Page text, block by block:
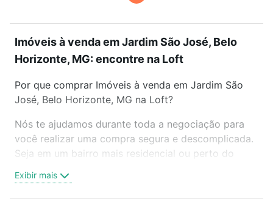
Imóveis à venda em Jardim São José, Belo
Horizonte, MG: encontre na Loft
Por que comprar Imóveis à venda em Jardim São
José, Belo Horizonte, MG na Loft?
Nós te ajudamos durante toda a negociação para
você realizar uma compra segura e descomplicada.
Seja em um bairro mais residencial ou perto do
oferta ideal de Imóveis à venda em Jardim São
José, Belo Horizonte, MG para conquistar seu
Exibir mais